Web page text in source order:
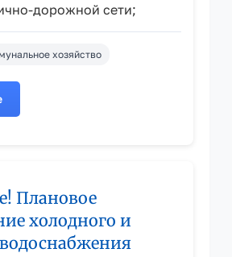
дорожной сети;
хозяйство
Плановое
холодного и